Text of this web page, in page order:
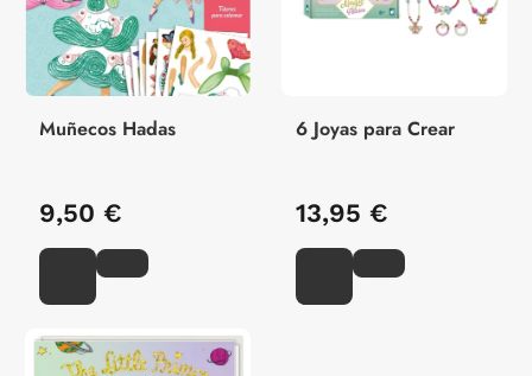
Muñecos Hadas
9,50 €
6 Joyas para Crear
13,95 €